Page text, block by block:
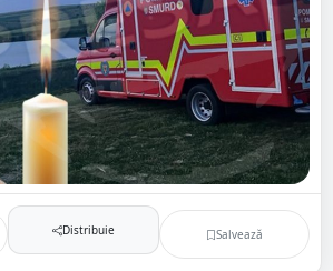
Distribuie Salvează